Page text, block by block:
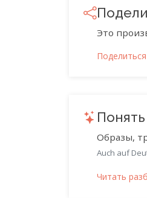
Это
Образы,
Auch auf
Читать